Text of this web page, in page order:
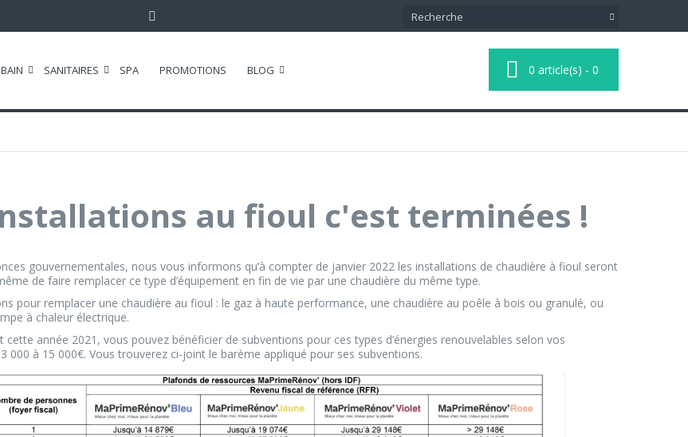
0 article(s) - 0
SANITAIRES SPA PROMOTIONS BLOG
au fioul c'est terminées !
gouvernementales, nous vous informons qu’à compter de janvier 2022 les installations de chaudière à fioul seront
de faire remplacer ce type d’équipement en fin de vie par une chaudière du même type.
pour remplacer une chaudière au fioul : le gaz à haute performance, une chaudière au poêle à bois ou granulé, ou
à chaleur électrique.
cette année 2021, vous pouvez bénéficier de subventions pour ces types d’énergies renouvelables selon vos
000 à 15 000€. Vous trouverez ci-joint le barème appliqué pour ses subventions.